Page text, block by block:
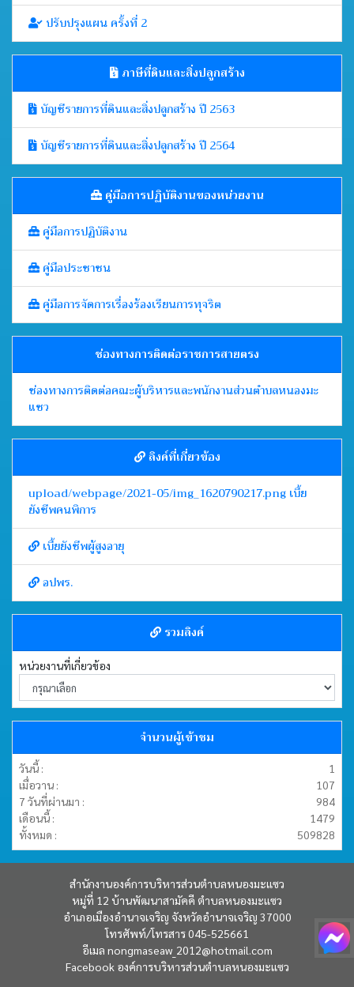
ปรับปรุงแผน ครั้งที่ 2
ภาษีที่ดินและสิ่งปลูกสร้าง
บัญชีรายการที่ดินและสิ่งปลูกสร้าง ปี 2563
บัญชีรายการที่ดินและสิ่งปลูกสร้าง ปี 2564
คู่มือการปฏิบัติงานของหน่วยงาน
คู่มือการปฏิบัติงาน
คู่มือประชาชน
คู่มือการจัดการเรื่องร้องเรียนการทุจริต
ช่องทางการติดต่อราชการสายตรง
ช่องทางการติดต่อคณะผู้บริหารและพนักงานส่วนตำบลหนองมะ
แซว
ลิงค์ที่เกี่ยวข้อง
upload/webpage/2021-05/img_1620790217.png เบี้ย
ยังชีพคนพิการ
เบี้ยยังชีพผู้สูงอายุ
อปพร.
รวมลิงค์
หน่วยงานที่เกี่ยวข้อง
จำนวนผู้เข้าชม
วันนี้ :
1
เมื่อวาน :
107
7 วันที่ผ่านมา :
984
เดือนนี้ :
1479
ทั้งหมด :
509828
สำนักงานองค์การบริหารส่วนตำบลหนองมะแซว
หมู่ที่ 12 บ้านพัฒนาสามัคคี ตำบลหนองมะแซว
อำเภอเมืองอำนาจเจริญ จังหวัดอำนาจเจริญ 37000
โทรศัพท์/โทรสาร 045-525661
อีเมล nongmaseaw_2012@hotmail.com
Facebook องค์การบริหารส่วนตำบลหนองมะแซว